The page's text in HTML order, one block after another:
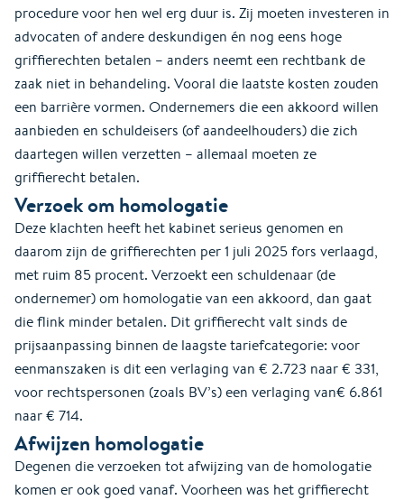
procedure voor hen wel erg duur is. Zij moeten investeren in
advocaten of andere deskundigen én nog eens hoge
griffierechten betalen – anders neemt een rechtbank de
zaak niet in behandeling. Vooral die laatste kosten zouden
een barrière vormen. Ondernemers die een akkoord willen
aanbieden en schuldeisers (of aandeelhouders) die zich
daartegen willen verzetten – allemaal moeten ze
griffierecht betalen.
Verzoek om homologatie
Deze klachten heeft het kabinet serieus genomen en
daarom zijn de griffierechten per 1 juli 2025 fors verlaagd,
met ruim 85 procent. Verzoekt een schuldenaar (de
ondernemer) om homologatie van een akkoord, dan gaat
die flink minder betalen. Dit griffierecht valt sinds de
prijsaanpassing binnen de laagste tariefcategorie: voor
eenmanszaken is dit een verlaging van € 2.723 naar € 331,
voor rechtspersonen (zoals BV’s) een verlaging van€ 6.861
naar € 714.
Afwijzen homologatie
Degenen die verzoeken tot afwijzing van de homologatie
komen er ook goed vanaf. Voorheen was het griffierecht